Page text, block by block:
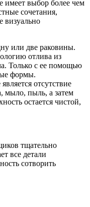
имеет выбор более чем
сочетания,
визуально
или две раковины.
отлива из
Только с ее помощью
формы.
отсутствие
мыло, пыль, а затем
остается чистой,
тщательно
все детали
сотворить